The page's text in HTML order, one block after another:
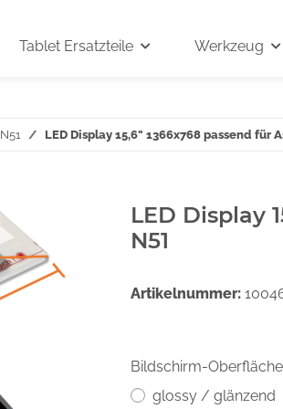
Tablet Ersatzteile Werkzeug
N51 LED Display 15,6" 1366x768 passend für
LED Display
N51
Artikelnummer:
Bildschirm-Oberfläche
glossy / glänzend